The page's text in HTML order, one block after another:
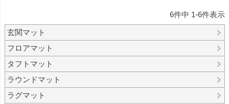
6件中 1-6件表示
玄関マット
フロアマット
タフトマット
ラウンドマット
ラグマット